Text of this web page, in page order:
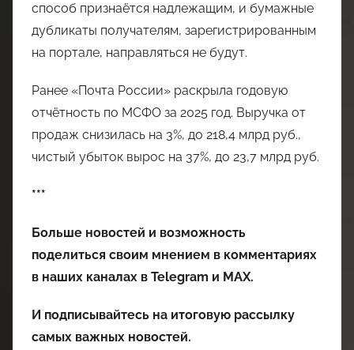
способ признаётся надлежащим, и бумажные
дубликаты получателям, зарегистрированным
на портале, направляться не будут.
Ранее «Почта России» раскрыла годовую
отчётность по МСФО за 2025 год. Выручка от
продаж снизилась на 3%, до 218,4 млрд руб.,
чистый убыток вырос на 37%, до 23,7 млрд руб.
***
Больше новостей и возможность
поделиться своим мнением в комментариях
в наших каналах в Telegram и MAX.
И подписывайтесь на итоговую рассылку
самых важных новостей.